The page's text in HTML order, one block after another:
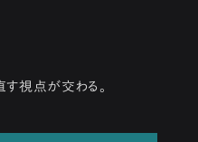
す視点が交わる。